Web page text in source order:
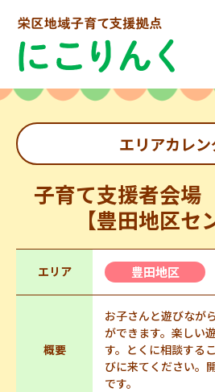
エリアカレン
子育て支援者会
【豊田地区セ
エリア 豊田地区
概要
お子さんと遊びなが
ができます。楽しい
す。とくに相談する
びに来てください。
です。